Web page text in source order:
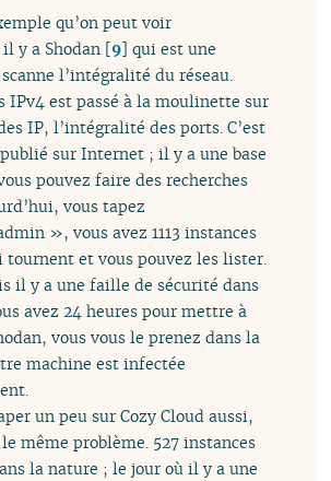
qu’on peut voir
y a Shodan [9] qui est une
l’intégralité du réseau.
IPv4 est passé à la moulinette sur
IP, l’intégralité des ports. C’est
sur Internet ; il y a une base
pouvez faire des recherches
vous tapez
», vous avez 1113 instances
tournent et vous pouvez les lister.
il y a une faille de sécurité dans
avez 24 heures pour mettre à
vous vous le prenez dans la
machine est infectée
un peu sur Cozy Cloud aussi,
même problème. 527 instances
la nature ; le jour où il y a une